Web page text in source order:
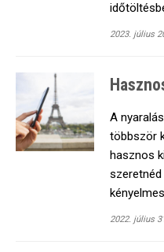
2023. július
A
többször
hasznos
szeretnéd
2022. július